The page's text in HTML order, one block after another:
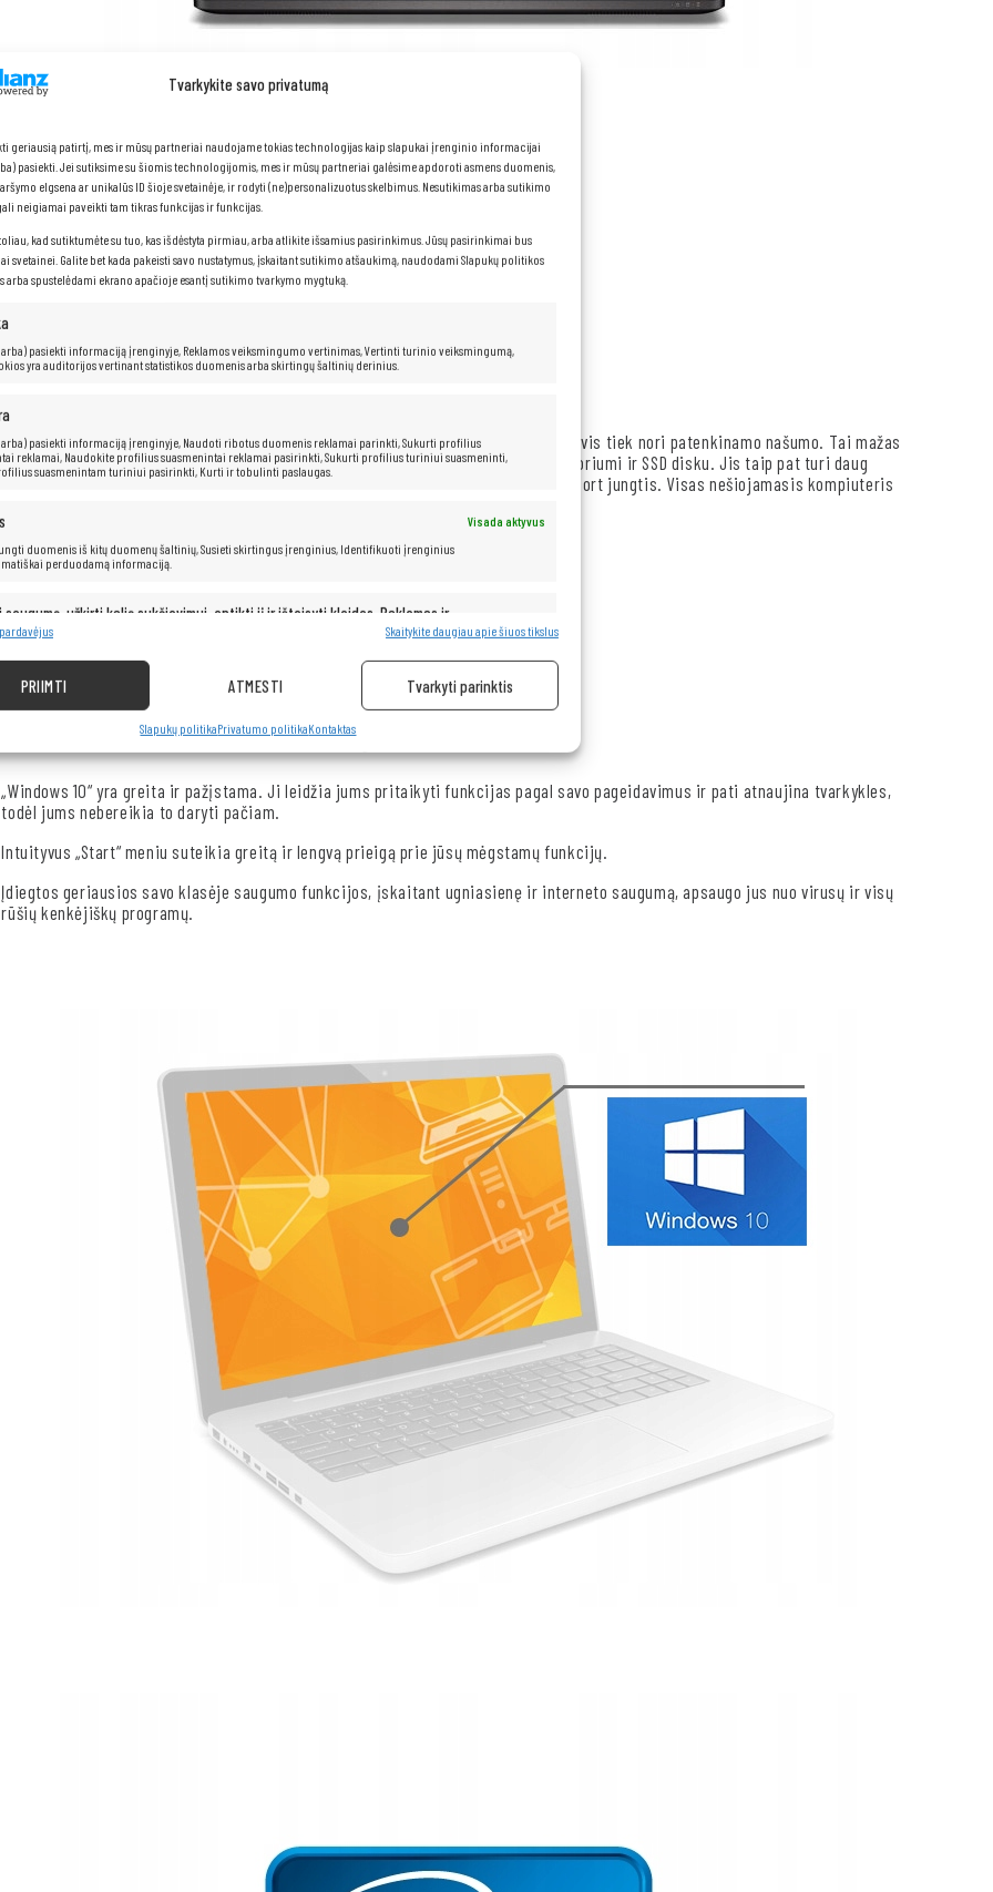
Tvarkykite savo privatumą
geriausią patirtį, mes ir mūsų partneriai naudojame tokias technologijas kaip slapukai įrenginio informacijai
pasiekti. Jei sutiksime su šiomis technologijomis, mes ir mūsų partneriai galėsime apdoroti asmens duomenis,
elgsena ar unikalūs ID šioje svetainėje, ir rodyti (ne)personalizuotus skelbimus. Nesutikimas arba sutikimo
neigiamai paveikti tam tikras funkcijas ir funkcijas.
kad sutiktumėte su tuo, kas išdėstyta pirmiau, arba atlikite išsamius pasirinkimus. Jūsų pasirinkimai bus
svetainei. Galite bet kada pakeisti savo nustatymus, įskaitant sutikimo atšaukimą, naudodami Slapukų politikos
spustelėdami ekrano apačioje esantį sutikimo tvarkymo mygtuką.
pasiekti informaciją įrenginyje, Reklamos veiksmingumo vertinimas, Vertinti turinio veiksmingumą,
yra auditorijos vertinant statistikos duomenis arba skirtingų šaltinių derinius.
pasiekti informaciją įrenginyje, Naudoti ribotus duomenis reklamai parinkti, Sukurti profilius
reklamai, Naudokite profilius suasmenintai reklamai pasirinkti, Sukurti profilius turiniui suasmeninti,
suasmenintam turiniui pasirinkti, Kurti ir tobulinti paslaugas.
Visada aktyvus
duomenis iš kitų duomenų šaltinių, Susieti skirtingus įrenginius, Identifikuoti įrenginius
perduodamą informaciją.
saugumą, užkirti kelią sukčiavimui, aptikti jį ir ištaisyti klaidas, Reklamos ir
ir pateikimas.
Skaitykite daugiau apie šiuos tikslus
PRIIMTI ATMESTI Tvarkyti parinktis
Slapukų politikaPrivatumo politikaKontaktas
DELL Latitude E7270
Procesorius:Intel® Core™i5-6300Uprocesorius (3M talpa, iki 3,00 GHz)
GB DDR3
Dell Latitude E7270 skirtas tiems, kurie pageidauja šiek tiek mažesnio dydžio, bet vis tiek nori patenkinamo našumo. Tai mažas
nešiojamas kompiuteris su 12,5coliųHD ekranu,galingu 6-osios kartos I5 procesoriumi ir SSD disku. Jis taip pat turi daug
jungčių – 2x USB 3.1, SD kortelių skaitytuvą, SIM kortelių lizdą, HDMI ir mini DisplayPort jungtis. Visas nešiojamasis kompiuteris
WINDOWS 10 PRO 64 bitai
Geriausia „Windows“ versija
„Windows 10“ yra greita ir pažįstama. Ji leidžia jums pritaikyti funkcijas pagal savo pageidavimus ir pati atnaujina tvarkykles,
todėl jums nebereikia to daryti pačiam.
Intuityvus „Start“ meniu suteikia greitą ir lengvą prieigą prie jūsų mėgstamų funkcijų.
Įdiegtos geriausios savo klasėje saugumo funkcijos, įskaitant ugniasienę ir interneto saugumą, apsaugo jus nuo virusų ir visų
rūšių kenkėjiškų programų.